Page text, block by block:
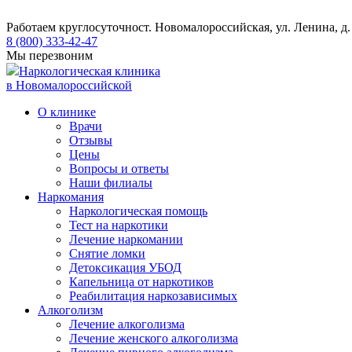
Работаем круглосуточност. Новомалороссийская, ул. Ленина,
8 (800) 333-42-47
Мы перезвоним
Наркологическая клиника
в Новомалороссийской
О клинике
Врачи
Отзывы
Цены
Вопросы и ответы
Наши филиалы
Наркомания
Наркологическая помощь
Тест на наркотики
Лечение наркомании
Снятие ломки
​​Детоксикация УБОД
Капельница от наркотиков
Реабилитация наркозависимых
Алкоголизм
Лечение алкоголизма
Лечение женского алкоголизма